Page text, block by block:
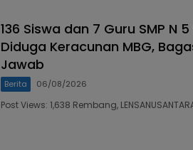
136 Siswa dan 7 Guru SMP N
Diduga Keracunan MBG,
Jawab
Berita 06/08/2026
Post Views: 1,638 Rembang,